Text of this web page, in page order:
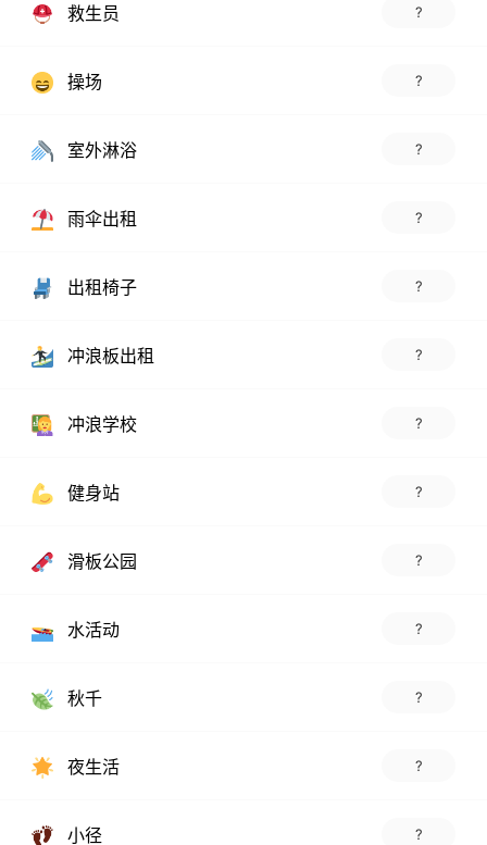
救生员 ?
操场 ?
室外淋浴 ?
雨伞出租 ?
出租椅子 ?
冲浪板出租 ?
冲浪学校 ?
健身站 ?
滑板公园 ?
水活动 ?
秋千 ?
夜生活 ?
小径 ?